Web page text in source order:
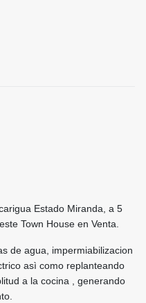
Estado Miranda, a 5
Town House en Venta.
de agua, impermiabilizacion
asì como replanteando
a la cocina , generando